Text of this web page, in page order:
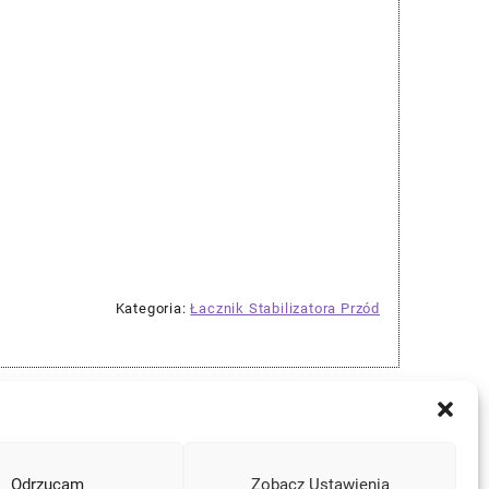
Odrzucam Zobacz Ustawienia
Kategoria:Łacznik Stabilizatora Przód